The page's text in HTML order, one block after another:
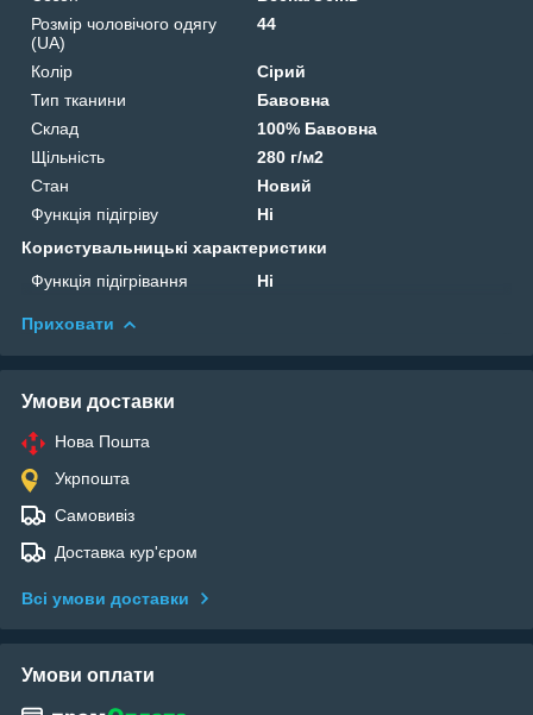
Розмір чоловічого одягу
(UA)
44
Колір
Сірий
Тип тканини
Бавовна
Склад
100% Бавовна
Щільність
280 г/м2
Стан
Новий
Функція підігріву
Ні
Користувальницькі характеристики
Функція підігрівання
Ні
Приховати
Умови доставки
Нова Пошта
Укрпошта
Самовивіз
Доставка кур'єром
Всі умови доставки
Умови оплати